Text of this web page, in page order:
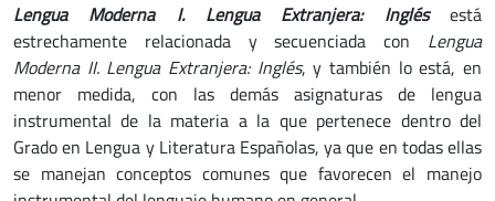
Lengua Moderna I. Lengua Extranjera: Inglés
está
estrechamente relacionada y secuenciada con Lengua
Moderna II. Lengua Extranjera: Inglés, y también lo está, en
menor medida, con las demás asignaturas de lengua
instrumental de la materia a la que pertenece dentro del
Grado en Lengua y Literatura Españolas, ya que en todas ellas
se manejan conceptos comunes que favorecen el manejo